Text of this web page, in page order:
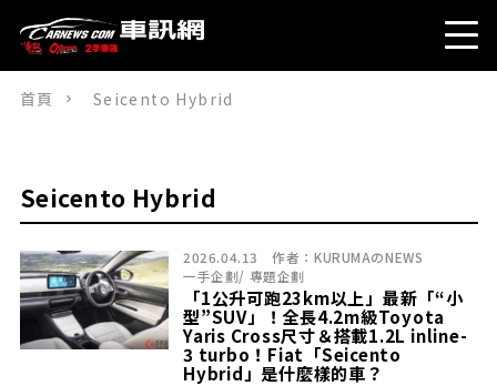
首頁 Seicento Hybrid
Seicento Hybrid
2026.04.13 作者： KURUMAのNEWS
一手企劃/ 專題企劃
「1公升可跑23km以上」最新「“小
型”SUV」！全長4.2m級Toyota
Yaris Cross尺寸＆搭載1.2L inline-
3 turbo！Fiat「Seicento
Hybrid」是什麼樣的車？